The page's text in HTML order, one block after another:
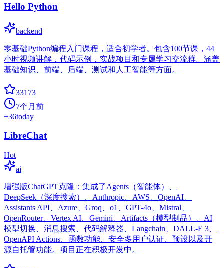
Hello Python
backend
零基础Python编程入门课程，适合初学者。包含100节课，44
小时视频讲解，代码示例，实战项目和专属学习交流群。涵盖
基础知识、前端、后端、测试和人工智能等方面。
33173
7个月前
+36today
LibreChat
Hot
ai
增强版ChatGPT克隆：集成了Agents（智能体）、
DeepSeek（深度搜索）、Anthropic、AWS、OpenAI、
Assistants API、Azure、Groq、o1、GPT-4o、Mistral、
OpenRouter、Vertex AI、Gemini、Artifacts（模型制品）、AI
模型切换、消息搜索、代码解释器、Langchain、DALL-E 3、
OpenAPI Actions、函数功能、安全多用户认证、预设以及开
源自托管功能。项目正在积极开发中。